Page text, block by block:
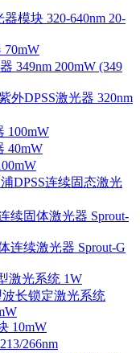
模块 320-640nm 20-
70mW
349nm 200mW (349
外DPSS激光器 320nm
100mW
40mW
DPSS连续固态激光
续固体激光器 Sprout-
连续激光器 Sprout-G
激光系统 1W
波长锁定激光系统
10mW
266nm